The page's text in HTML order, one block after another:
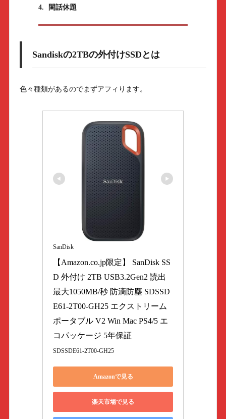
4. 閑話休題
Sandiskの2TBの外付けSSDとは
色々種類があるのでまずアフィります。
SanDisk
【Amazon.co.jp限定】 SanDisk SS
D 外付け 2TB USB3.2Gen2 読出
最大1050MB/秒 防滴防塵 SDSSD
E61-2T00-GH25 エクストリーム
ポータブル V2 Win Mac PS4/5 エ
コパッケージ 5年保証
SDSSDE61-2T00-GH25
Amazonで見る
楽天市場で見る